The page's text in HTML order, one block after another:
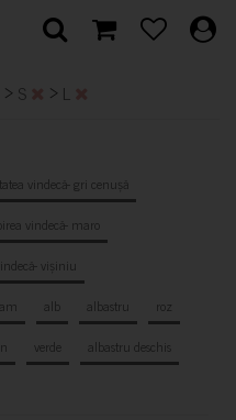
> S > L
vindecă- gri cenușă
vindecă- maro
vișiniu
alb albastru
roz
verde
albastru deschis